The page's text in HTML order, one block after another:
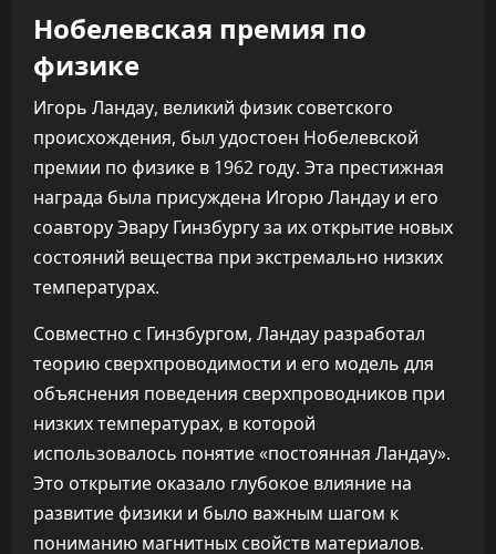
Нобелевская премия по
физике
Игорь Ландау, великий физик советского
происхождения, был удостоен Нобелевской
премии по физике в 1962 году. Эта престижная
награда была присуждена Игорю Ландау и его
соавтору Эвару Гинзбургу за их открытие новых
состояний вещества при экстремально низких
температурах.
Совместно с Гинзбургом, Ландау разработал
теорию сверхпроводимости и его модель для
объяснения поведения сверхпроводников при
низких температурах, в которой
использовалось понятие «постоянная Ландау».
Это открытие оказало глубокое влияние на
развитие физики и было важным шагом к
пониманию магнитных свойств материалов.